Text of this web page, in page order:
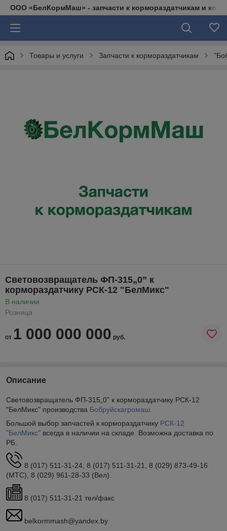
ООО «БелКормМаш» - запчасти к кормораздатчикам и
Товары и услуги Запчасти к кормораздатчикам
Световозвращатель ФП-315„0” к
кормораздатчику РСК-12 "БелМикс"
В наличии
Розница
от 1 000 000 000 руб.
Описание
Световозвращатель ФП-315„0” к кормораздатчику РСК-12
"БелМикс" производства Бобруйскагромаш
Большой выбор запчастей к кормораздатчику РСК-12
"БелМикс" всегда в наличии на складе. Возможна доставка по
РБ.
8 (017) 511-31-24, 8 (017) 511-31-21, 8 (029) 873-49-16
(МТС), 8 (029) 961-28-33 (Вел).
8 (017) 511-31-21 тел/факс
belkormmash@yandex.by